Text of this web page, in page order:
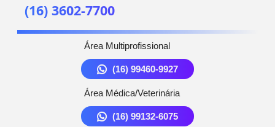
(16) 3602-7700
Área Multiprofissional
(16) 99460-9927
Área Médica/Veterinária
(16) 99132-6075